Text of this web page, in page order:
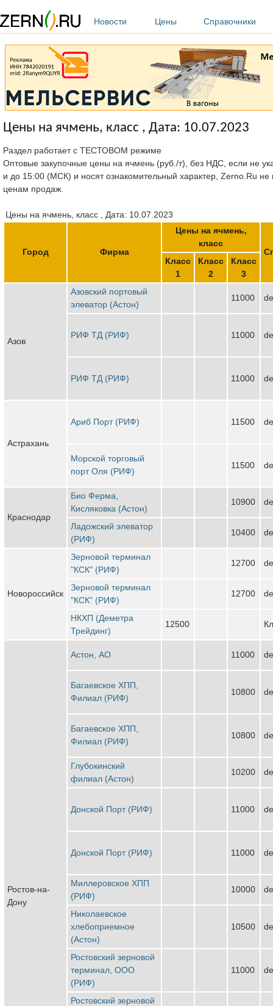
Новости
Цены Справочники
Цены на ячмень, класс , Дата: 10.07.2023
Раздел работает с ТЕСТОВОМ режиме
Оптовые закупочные цены на ячмень (руб./т), без НДС, если не
и до 15:00 (МСК) и носят ознакомительный характер, Zerno.Ru не
ценам продаж.
Цены на ячмень, класс , Дата: 10.07.2023
Город Фирма
Цены на ячмень,
класс
Класс
1
Класс
2
Класс
3
Азов
Азовский портовый
элеватор (Астон)
11000
РИФ ТД (РИФ) 11000
РИФ ТД (РИФ) 11000
Астрахань
Ариб Порт (РИФ) 11500
Морской торговый
порт Оля (РИФ)
11500
Краснодар
Био Ферма,
Кисляковка (Астон)
10900
Ладожский элеватор
(РИФ)
10400
Новороссийск
Зерновой терминал
"КСК" (РИФ)
12700
Зерновой терминал
"КСК" (РИФ)
12700
НКХП (Деметра
Трейдинг)
12500
Ростов-на-
Дону
Астон, АО 11000
Багаевское ХПП,
Филиал (РИФ)
10800
Багаевское ХПП,
Филиал (РИФ)
10800
Глубокинский
филиал (Астон)
10200
Донской Порт (РИФ) 11000
Донской Порт (РИФ) 11000
Миллеровское ХПП
(РИФ)
10000
Николаевское
хлебоприемное
(Астон)
10500
Ростовский зерновой
терминал, ООО
(РИФ)
11000
Ростовский зерновой